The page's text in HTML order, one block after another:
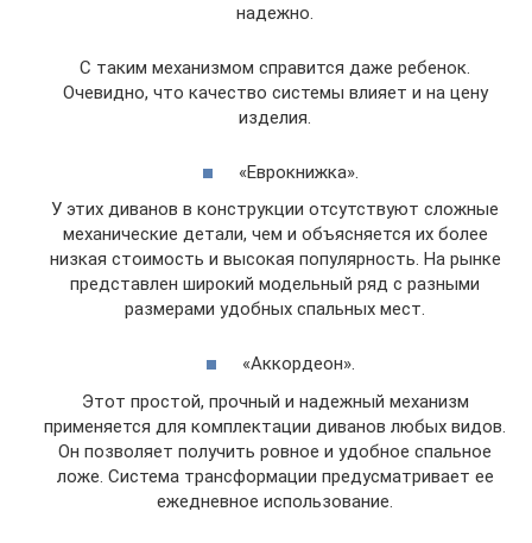
надежно.
С таким механизмом справится даже ребенок.
Очевидно, что качество системы влияет и на цену
изделия.
«Еврокнижка».
У этих диванов в конструкции отсутствуют сложные
механические детали, чем и объясняется их более
низкая стоимость и высокая популярность. На рынке
представлен широкий модельный ряд с разными
размерами удобных спальных мест.
«Аккордеон».
Этот простой, прочный и надежный механизм
применяется для комплектации диванов любых видов.
Он позволяет получить ровное и удобное спальное
ложе. Система трансформации предусматривает ее
ежедневное использование.